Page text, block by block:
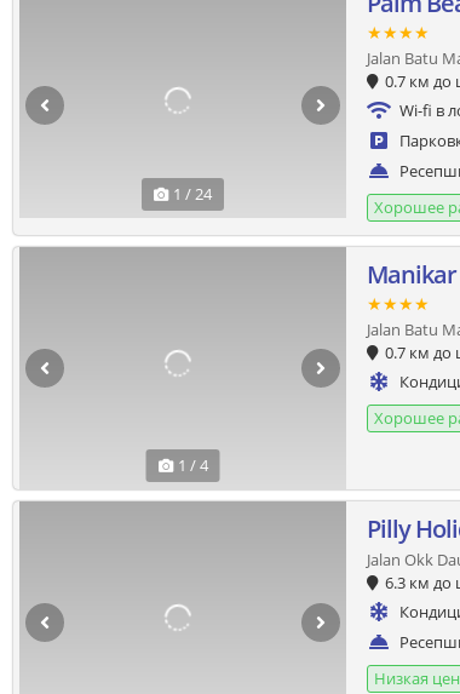
1 / 24
★★★★
Jalan Batu
0.7 км до
Wi-fi в
Хорошее
1 / 4
★★★★
Jalan Batu
0.7 км до
Хорошее
Pilly
Jalan Okk
6.3 км до
Низкая